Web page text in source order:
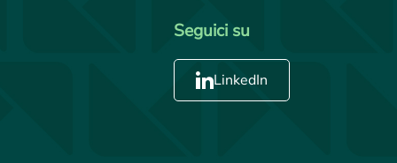
Seguici su
LinkedIn